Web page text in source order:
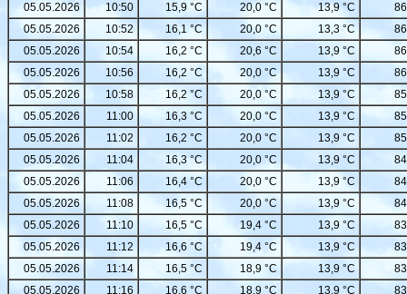
05.05.2026
10:50 15,9 °C 20,0 °C 13,9 °C
05.05.2026
10:52 16,1 °C 20,0 °C 13,3 °C
05.05.2026
10:54 16,2 °C 20,6 °C 13,9 °C
05.05.2026
10:56 16,2 °C 20,0 °C 13,9 °C
05.05.2026
10:58 16,2 °C 20,0 °C 13,9 °C
05.05.2026
11:00 16,3 °C 20,0 °C 13,9 °C
05.05.2026
11:02 16,2 °C 20,0 °C 13,9 °C
05.05.2026
11:04 16,3 °C 20,0 °C 13,9 °C
05.05.2026
11:06 16,4 °C 20,0 °C 13,9 °C
05.05.2026
11:08 16,5 °C 20,0 °C 13,9 °C
05.05.2026
11:10 16,5 °C 19,4 °C 13,9 °C
05.05.2026
11:12 16,6 °C 19,4 °C 13,9 °C
05.05.2026
11:14 16,5 °C 18,9 °C 13,9 °C
05.05.2026
11:16 16,6 °C 18,9 °C 13,9 °C